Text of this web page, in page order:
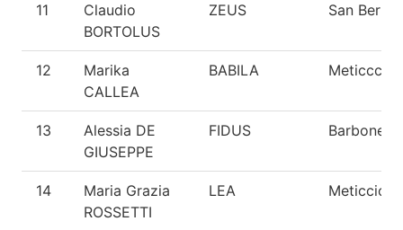
11
Claudio
BORTOLUS
ZEUS San
12
Marika
CALLEA
BABILA Meticccio
13
Alessia DE
GIUSEPPE
FIDUS Barbone
14
Maria Grazia
ROSSETTI
LEA Meticcio